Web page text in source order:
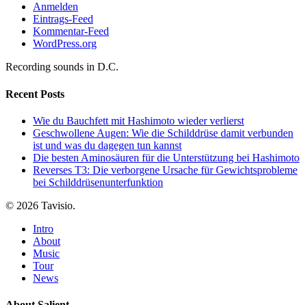
Anmelden
Eintrags-Feed
Kommentar-Feed
WordPress.org
Recording sounds in D.C.
Recent Posts
Wie du Bauchfett mit Hashimoto wieder verlierst
Geschwollene Augen: Wie die Schilddrüse damit verbunden
ist und was du dagegen tun kannst
Die besten Aminosäuren für die Unterstützung bei Hashimoto
Reverses T3: Die verborgene Ursache für Gewichtsprobleme
bei Schilddrüsenunterfunktion
© 2026 Tavisio.
Close
Menu
Intro
About
Music
Tour
News